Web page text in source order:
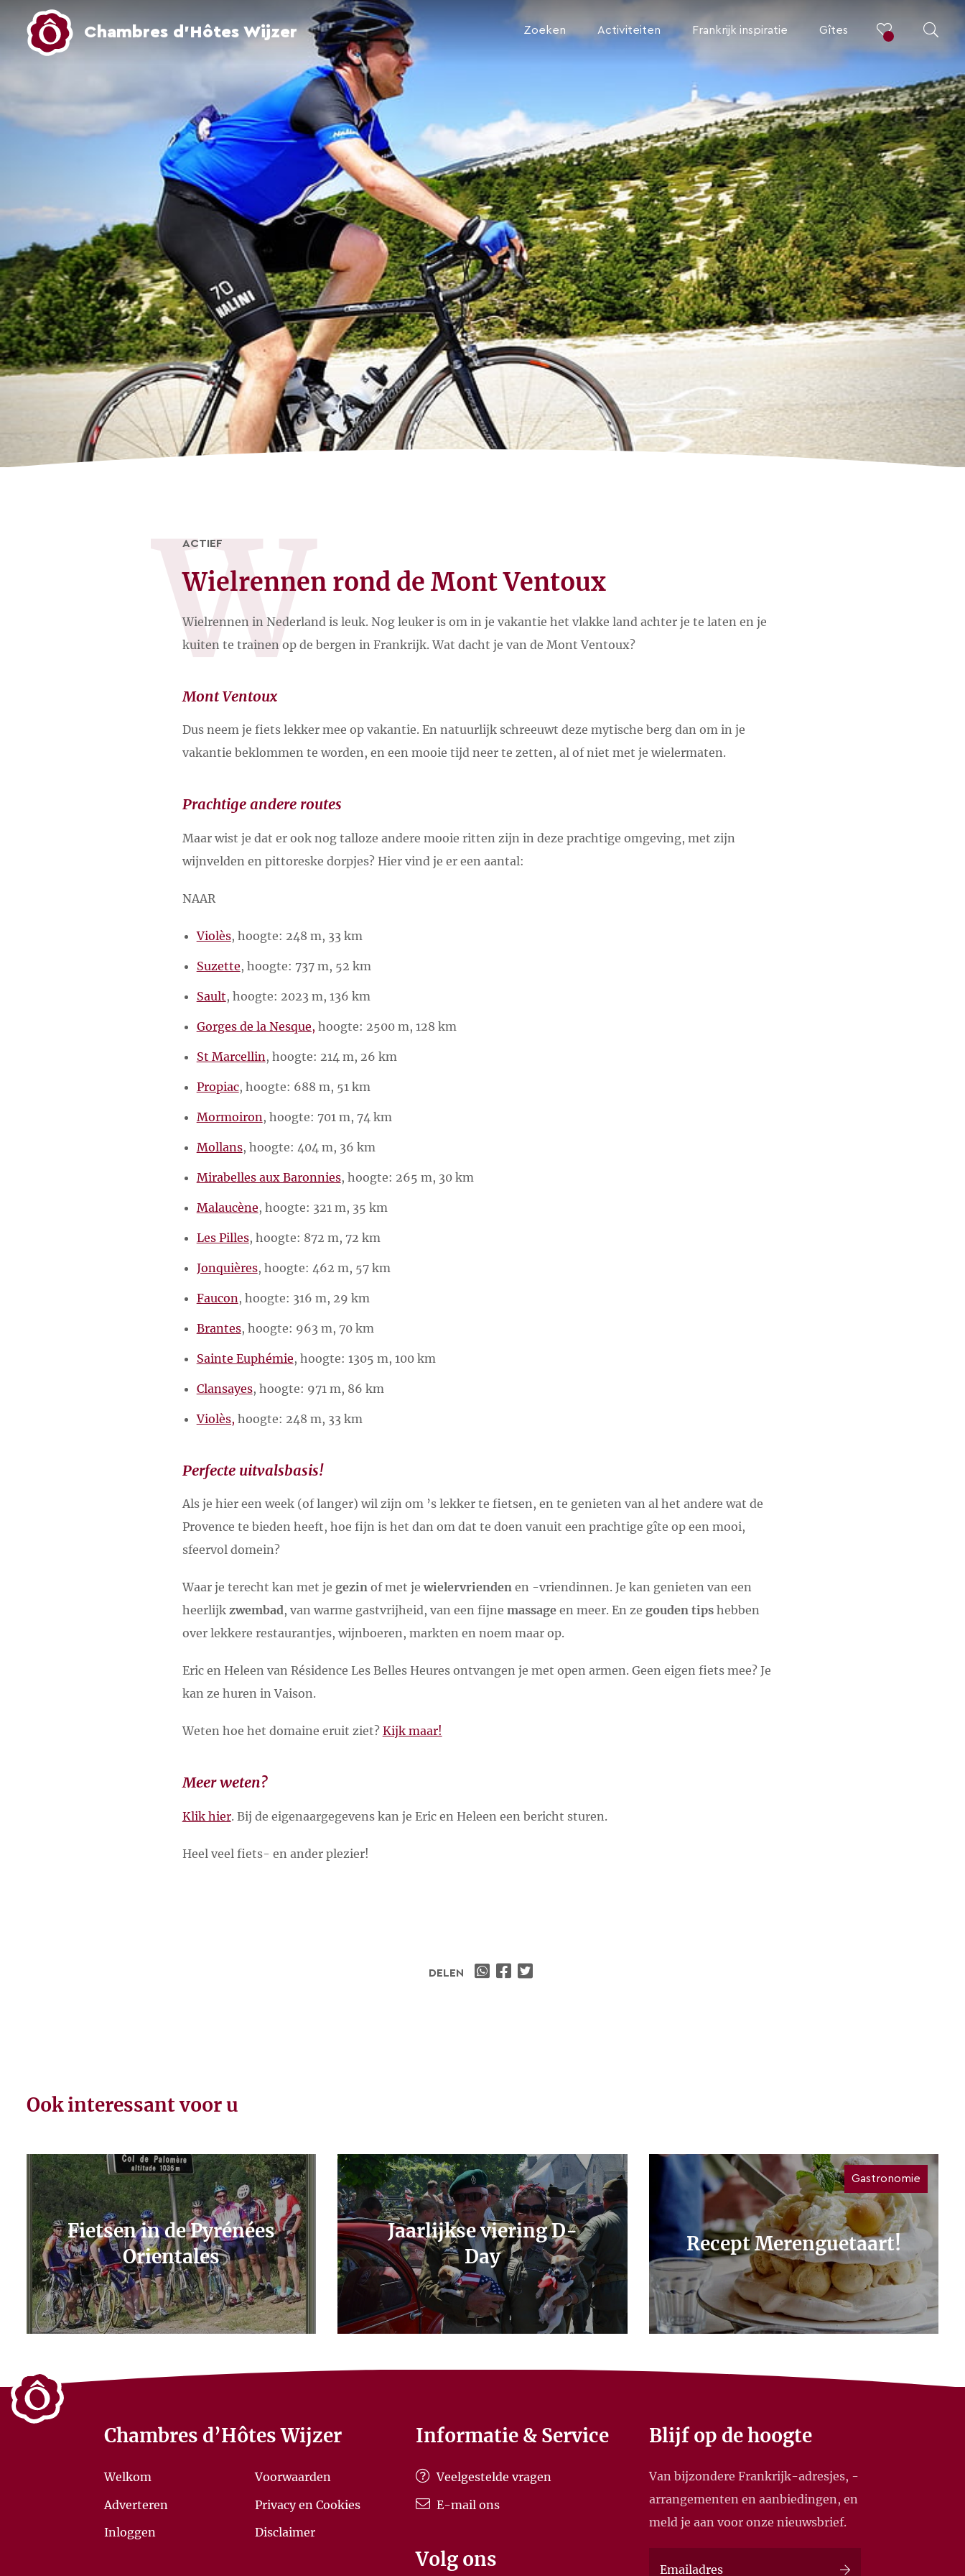
Chambres d’Hôtes Wijzer Zoeken Activiteiten Frankrijk inspiratie Gîtes
ACTIEF
W
Wielrennen rond de Mont Ventoux
Wielrennen in Nederland is leuk. Nog leuker is om in je vakantie het vlakke land achter je te laten en je
kuiten te trainen op de bergen in Frankrijk. Wat dacht je van de Mont Ventoux?
Mont Ventoux
Dus neem je fiets lekker mee op vakantie. En natuurlijk schreeuwt deze mytische berg dan om in je
vakantie beklommen te worden, en een mooie tijd neer te zetten, al of niet met je wielermaten.
Prachtige andere routes
Maar wist je dat er ook nog talloze andere mooie ritten zijn in deze prachtige omgeving, met zijn
wijnvelden en pittoreske dorpjes? Hier vind je er een aantal:
NAAR
Violès, hoogte: 248 m, 33 km
Suzette, hoogte: 737 m, 52 km
Sault, hoogte: 2023 m, 136 km
Gorges de la Nesque, hoogte: 2500 m, 128 km
St Marcellin , hoogte: 214 m, 26 km
Propiac, hoogte: 688 m, 51 km
Mormoiron , hoogte: 701 m, 74 km
Mollans, hoogte: 404 m, 36 km
Mirabelles aux Baronnies, hoogte: 265 m, 30 km
Malaucène, hoogte: 321 m, 35 km
Les Pilles, hoogte: 872 m, 72 km
Jonquières, hoogte: 462 m, 57 km
Faucon , hoogte: 316 m, 29 km
Brantes, hoogte: 963 m, 70 km
Sainte Euphémie, hoogte: 1305 m, 100 km
Clansayes, hoogte: 971 m, 86 km
Violès, hoogte: 248 m, 33 km
Perfecte uitvalsbasis!
Als je hier een week (of langer) wil zijn om ’s lekker te fietsen, en te genieten van al het andere wat de
Provence te bieden heeft, hoe fijn is het dan om dat te doen vanuit een prachtige gîte op een mooi,
sfeervol domein?
Waar je terecht kan met je gezinof met jewielervriendenen -vriendinnen. Je kan genieten van een
heerlijk zwembad, van warme gastvrijheid, van een fijne massageen meer. En ze gouden tipshebben
over lekkere restaurantjes, wijnboeren, markten en noem maar op.
Eric en Heleen van Résidence Les Belles Heures ontvangen je met open armen. Geen eigen fiets mee? Je
kan ze huren in Vaison.
Weten hoe het domaine eruit ziet? Kijk maar!
Meer weten?
Klik hier. Bij de eigenaargegevens kan je Eric en Heleen een bericht sturen.
Heel veel fiets- en ander plezier!
DELEN
Ook interessant voor u
Fietsen in de Pyrénées
Orientales
Jaarlijkse viering D-
Day
Gastronomie
Recept Merenguetaart!
Chambres d’Hôtes Wijzer
Welkom
Adverteren
Inloggen
Voorwaarden
Privacy en Cookies
Disclaimer
Informatie & Service
Veelgestelde vragen
E-mail ons
Volg ons
Blijf op de hoogte
Van bijzondere Frankrijk-adresjes, -
arrangementen en aanbiedingen, en
meld je aan voor onze nieuwsbrief.